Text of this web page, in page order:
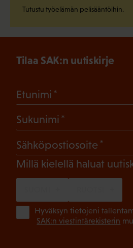
Tutustu työelämän pelisääntöihin.
Tilaa SAK:n uutiskirje
Etunimi
Sukunimi
Sähköpostiosoite
Millä kielellä haluat
Hyväksyn tietojeni
SAK:n viestintärekisterin